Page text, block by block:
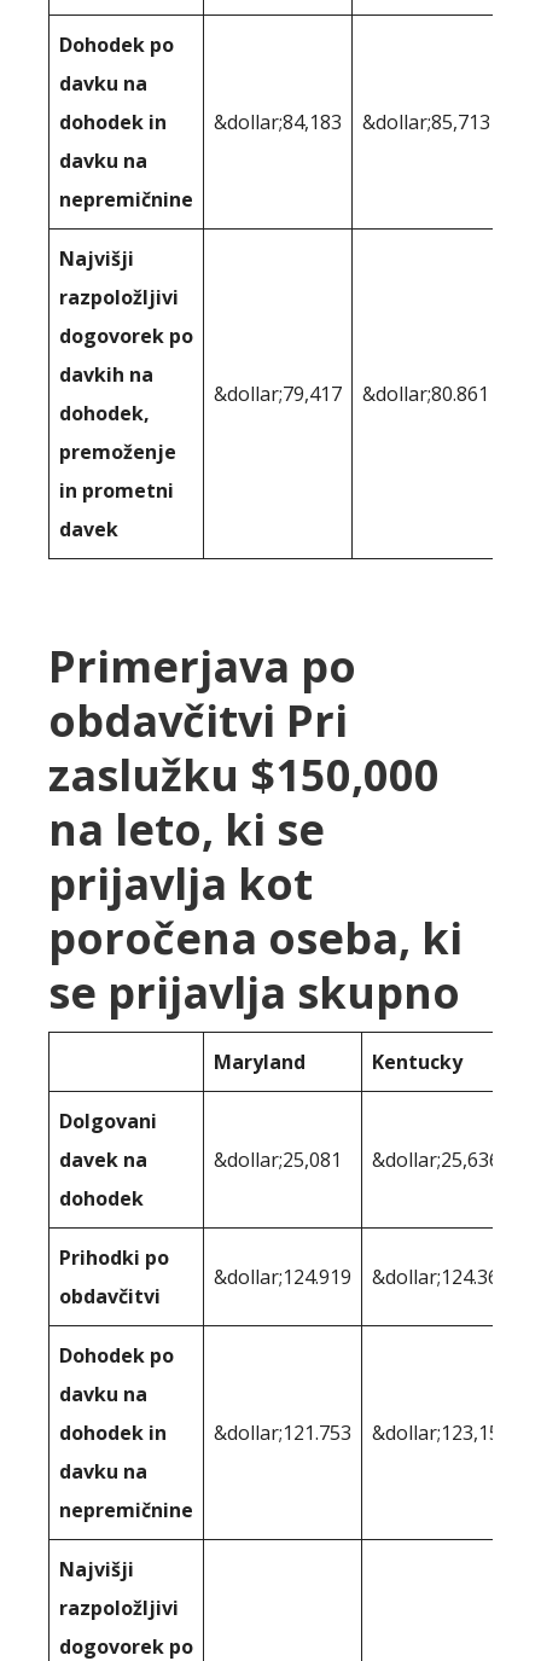
Dohodek po
davku na
dohodek in
davku na
nepremičnine
&dollar;84,183 &dollar;85,713
Najvišji
razpoložljivi
dogovorek po
davkih na
dohodek,
premoženje
in prometni
davek
&dollar;79,417 &dollar;80.861
Primerjava po
obdavčitvi Pri
zaslužku $150,000
na leto, ki se
prijavlja kot
poročena oseba, ki
se prijavlja skupno
Maryland Kentucky
Dolgovani
davek na
dohodek
&dollar;25,081 &dollar;25,636
Prihodki po
obdavčitvi
&dollar;124.919 &dollar;124.364
Dohodek po
davku na
dohodek in
davku na
nepremičnine
&dollar;121.753 &dollar;123,158
Najvišji
razpoložljivi
dogovorek po